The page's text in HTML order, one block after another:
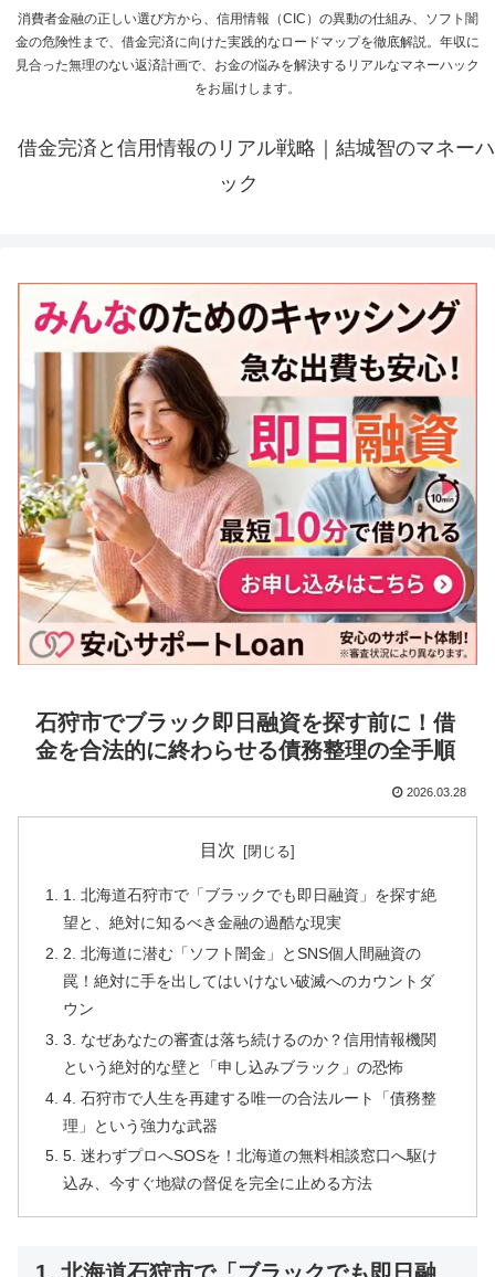
消費者金融の正しい選び方から、信用情報（CIC）の異動の仕組み、ソフト闇
金の危険性まで、借金完済に向けた実践的なロードマップを徹底解説。年収に
見合った無理のない返済計画で、お金の悩みを解決するリアルなマネーハック
をお届けします。
借金完済と信用情報のリアル戦略｜結城智のマネーハ
ック
石狩市でブラック即日融資を探す前に！借
金を合法的に終わらせる債務整理の全手順
2026.03.28
目次
1. 北海道石狩市で「ブラックでも即日融資」を探す絶
望と、絶対に知るべき金融の過酷な現実
2. 北海道に潜む「ソフト闇金」とSNS個人間融資の
罠！絶対に手を出してはいけない破滅へのカウントダ
ウン
3. なぜあなたの審査は落ち続けるのか？信用情報機関
という絶対的な壁と「申し込みブラック」の恐怖
4. 石狩市で人生を再建する唯一の合法ルート「債務整
理」という強力な武器
5. 迷わずプロへSOSを！北海道の無料相談窓口へ駆け
込み、今すぐ地獄の督促を完全に止める方法